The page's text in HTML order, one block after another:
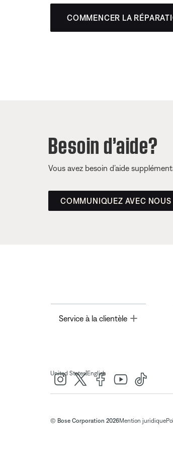
COMMENCER LA
Besoin d’aide?
Vous avez besoin d’aide
COMMUNIQUEZ AVEC NOUS
Service à la clientèle Toggle
United States| English
© Bose Corporation 2026Mention juridique